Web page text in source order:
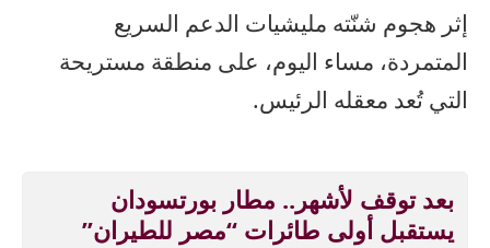
إثر هجوم شنّته مليشيات الدعم السريع
المتمردة، مساء اليوم، على منطقة مستريحة
التي تُعد معقله الرئيس.
بعد توقف لأشهر.. مطار بورتسودان
يستقبل أولى طائرات “مصر للطيران”